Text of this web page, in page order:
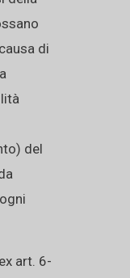
di
del
art. 6-